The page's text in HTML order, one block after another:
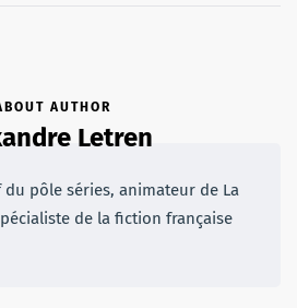
AUTHOR
Letren
du pôle séries, animateur de La
de la fiction française